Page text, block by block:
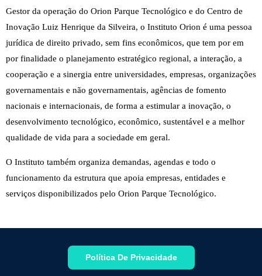
Gestor da operação do Orion Parque Tecnológico e do Centro de
Inovação Luiz Henrique da Silveira, o Instituto Orion é uma pessoa
jurídica de direito privado, sem fins econômicos, que tem por em
por finalidade o planejamento estratégico regional, a interação, a
cooperação e a sinergia entre universidades, empresas, organizações
governamentais e não governamentais, agências de fomento
nacionais e internacionais, de forma a estimular a inovação, o
desenvolvimento tecnológico, econômico, sustentável e a melhor
qualidade de vida para a sociedade em geral.
O Instituto também organiza demandas, agendas e todo o
funcionamento da estrutura que apoia empresas, entidades e
serviços disponibilizados pelo Orion Parque Tecnológico.
Política De Privacidade